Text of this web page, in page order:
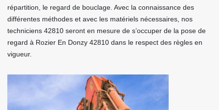
répartition, le regard de bouclage. Avec la connaissance des
différentes méthodes et avec les matériels nécessaires, nos
techniciens 42810 seront en mesure de s’occuper de la pose de
regard à Rozier En Donzy 42810 dans le respect des règles en
vigueur.